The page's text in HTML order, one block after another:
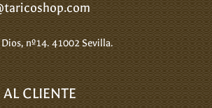
nº14.41002 Sevilla.
CLIENTE